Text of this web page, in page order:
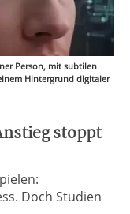
Person, mit subtilen
Hintergrund digitaler
stoppt
Doch Studien